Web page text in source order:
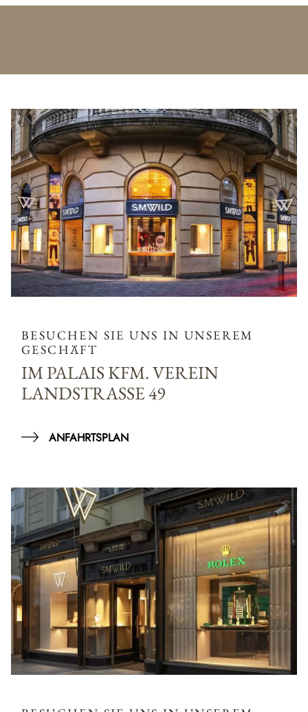
BESUCHEN SIE UNS IN UNSEREM
GESCHÄFT
IM PALAIS KFM. VEREIN
LANDSTRASSE 49
ANFAHRTSPLAN